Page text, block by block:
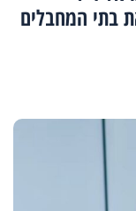
בתי המחבלים